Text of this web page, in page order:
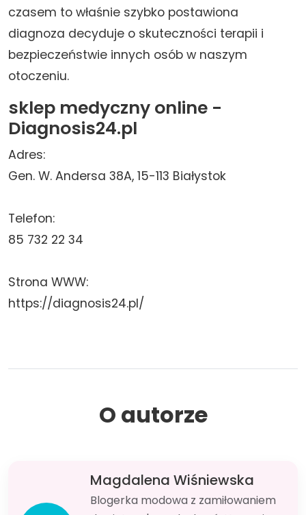
czasem to właśnie szybko postawiona
diagnoza decyduje o skuteczności terapii i
bezpieczeństwie innych osób w naszym
otoczeniu.
sklep medyczny online -
Diagnosis24.pl
Adres:
Gen. W. Andersa 38A, 15-113 Białystok
Telefon:
85 732 22 34
Strona WWW:
https://diagnosis24.pl/
O autorze
Magdalena Wiśniewska
Blogerka modowa z zamiłowaniem